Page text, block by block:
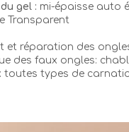
gel : mi-épaisse auto
Transparent
et réparation des
des faux ongles:
toutes types de